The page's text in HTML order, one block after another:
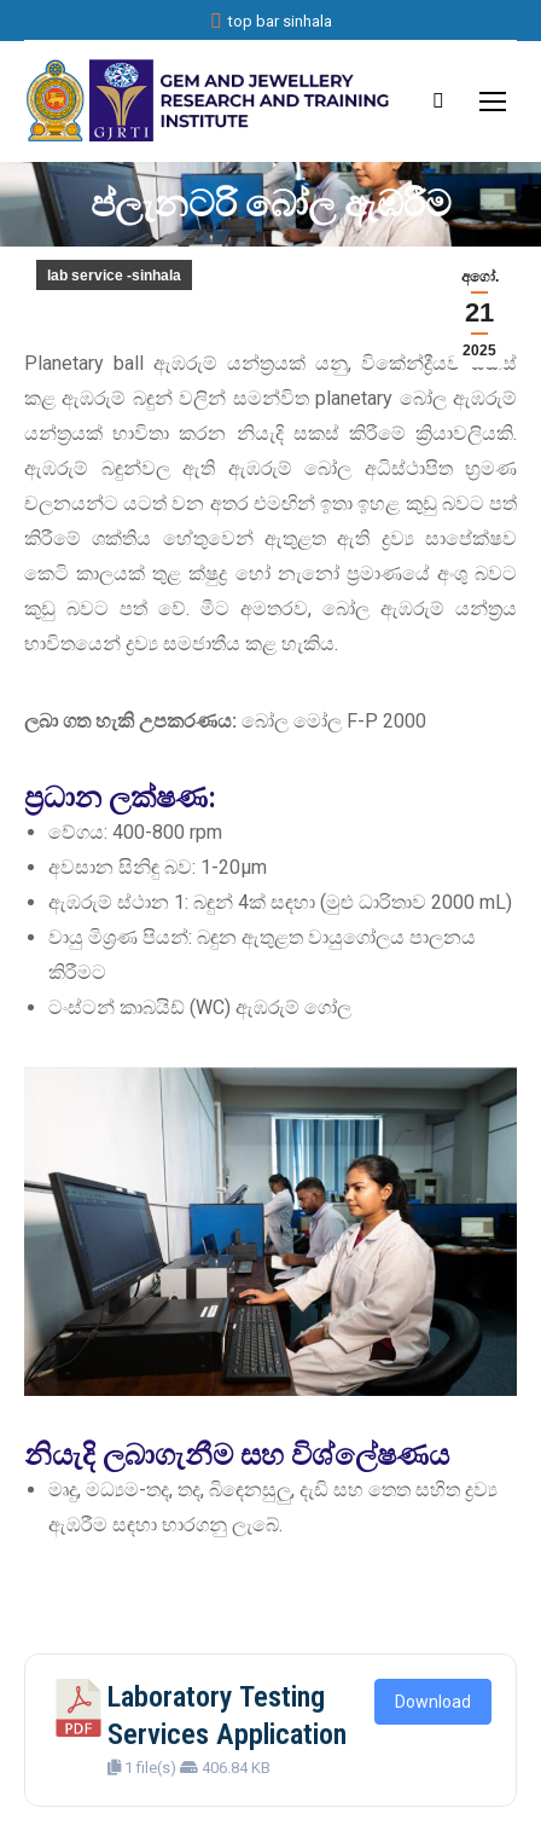
top bar sinhala
Search:
ප්ලැනටරි බෝල ඇඹරීම
අගෝ.
21
2025
lab service -sinhala
Planetary ball ඇඹරුම් යන්ත්‍රයක් යනු, විකේන්ද්‍රීයව සකස්
කළ ඇඹරුම් බඳුන් වලින් සමන්විත planetary බෝල ඇඹරුම්
යන්ත්‍රයක් භාවිතා කරන නියැදි සකස් කිරීමේ ක්‍රියාවලියකි.
ඇඹරුම් බඳුන්වල ඇති ඇඹරුම් බෝල අධිස්ථාපිත භ්‍රමණ
චලනයන්ට යටත් වන අතර එමඟින් ඉතා ඉහළ කුඩු බවට පත්
කිරීමේ ශක්තිය හේතුවෙන් ඇතුළත ඇති ද්‍රව්‍ය සාපේක්ෂව
කෙටි කාලයක් තුළ ක්ෂුද්‍ර හෝ නැනෝ ප්‍රමාණයේ අංශු බවට
කුඩු බවට පත් වේ. මීට අමතරව, බෝල ඇඹරුම් යන්ත්‍රය
භාවිතයෙන් ද්‍රව්‍ය සමජාතීය කළ හැකිය.
ලබා ගත හැකි උපකරණය: බෝල මෝල F-P 2000
ප්‍රධාන ලක්ෂණ:
වේගය: 400-800 rpm
අවසාන සිනිඳු බව: 1-20µm
ඇඹරුම් ස්ථාන 1: බඳුන් 4ක් සඳහා (මුළු ධාරිතාව 2000 mL)
වායු මිශ්‍රණ පියන්: බඳුන ඇතුළත වායුගෝලය පාලනය
කිරීමට
ටංස්ටන් කාබයිඩ් (WC) ඇඹරුම් ගෝල
නියැදි ලබාගැනීම සහ විශ්ලේෂණය
මෘදු, මධ්‍යම-තද, තද, බිඳෙනසුලු, දැඩි සහ තෙත සහිත ද්‍රව්‍ය
ඇඹරීම සඳහා භාරගනු ලැබේ.
Laboratory Testing
Services Application
1 file(s) 406.84 KB
Download